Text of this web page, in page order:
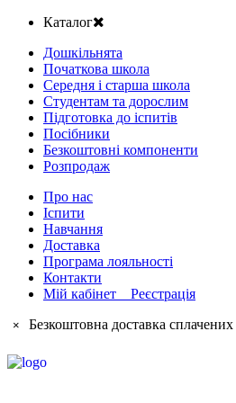
Каталог
Дошкільнята
Початкова школа
Середня і старша школа
Студентам та дорослим
Підготовка до іспитів
Посібники
Безкоштовні компоненти
Розпродаж
Про нас
Іспити
Навчання
Доставка
Програма лояльності
Контакти
Мій кабінет Реєстрація
× Безкоштовна доставка